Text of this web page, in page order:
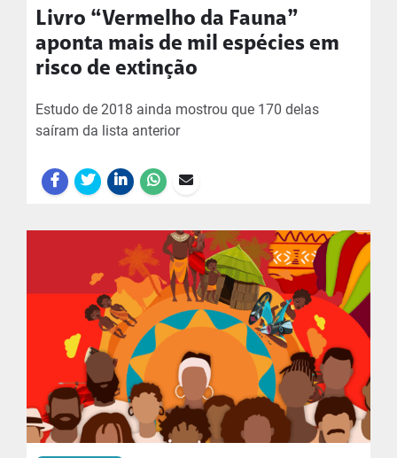
Livro “Vermelho da Fauna”
aponta mais de mil espécies em
risco de extinção
Estudo de 2018 ainda mostrou que 170 delas
saíram da lista anterior